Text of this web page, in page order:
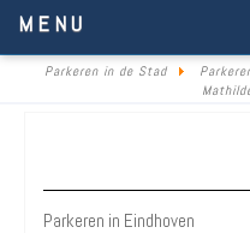
MENU
Parkeren in de Stad
Parkeren in Eindhoven